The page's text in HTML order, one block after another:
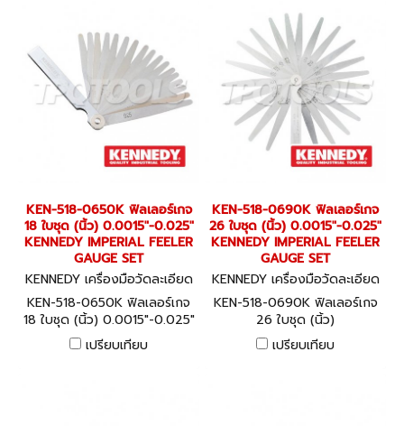
KEN-518-0650K ฟิลเลอร์เกจ
18 ใบชุด (นิ้ว) 0.0015"-0.025"
KENNEDY IMPERIAL FEELER
GAUGE SET
KENNEDY เครื่องมือวัดละเอียด
KEN-518-0650K
KEN-518-0650K ฟิลเลอร์เกจ
18 ใบชุด (นิ้ว) 0.0015"-0.025"
KENNEDY IMPERIAL FEELER
GAUGE SET
เปรียบเทียบ
KEN-518-0690K ฟิลเลอร์เกจ
26 ใบชุด (นิ้ว) 0.0015"-0.025"
KENNEDY IMPERIAL FEELER
GAUGE SET
KENNEDY เครื่องมือวัดละเอียด
KEN-518-0690K
KEN-518-0690K ฟิลเลอร์เกจ
26 ใบชุด (นิ้ว)
0.0015"-0.025" KENNEDY
IMPERIAL FEELER GAUGE
เปรียบเทียบ